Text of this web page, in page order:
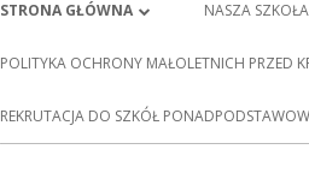
Menu
główne
STRONA GŁÓWNA
PLAN LEKCJI
DZIENNIK ELEKTRONICZNY E-
NASZA SZKOŁA
HISTORIA
BARCICACH
POLITYKA OCHRONY MAŁOLETNICH PRZED
REKRUTACJA DO SZKÓŁ